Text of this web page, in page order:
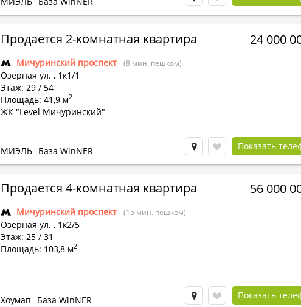
Продается 2-комнатная квартира
Мичуринский проспект (8 мин. пешком)
Озерная ул. , 1к1/1
Этаж: 29 / 54
Площадь: 41,9 м2
ЖК "Level Мичуринский"
24 000
МИЭЛЬ База WinNER Показать
Продается 4-комнатная квартира
Мичуринский проспект (15 мин. пешком)
Озерная ул. , 1к2/5
Этаж: 25 / 31
Площадь: 103,8 м2
56 000
Хоумап База WinNER Показать